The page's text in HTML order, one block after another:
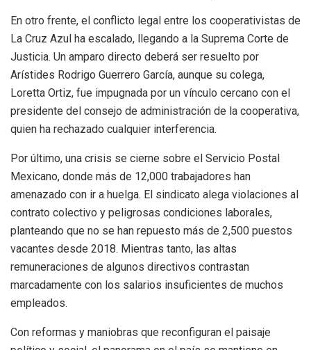
En otro frente, el conflicto legal entre los cooperativistas de
La Cruz Azul ha escalado, llegando a la Suprema Corte de
Justicia. Un amparo directo deberá ser resuelto por
Arístides Rodrigo Guerrero García, aunque su colega,
Loretta Ortiz, fue impugnada por un vínculo cercano con el
presidente del consejo de administración de la cooperativa,
quien ha rechazado cualquier interferencia.
Por último, una crisis se cierne sobre el Servicio Postal
Mexicano, donde más de 12,000 trabajadores han
amenazado con ir a huelga. El sindicato alega violaciones al
contrato colectivo y peligrosas condiciones laborales,
planteando que no se han repuesto más de 2,500 puestos
vacantes desde 2018. Mientras tanto, las altas
remuneraciones de algunos directivos contrastan
marcadamente con los salarios insuficientes de muchos
empleados.
Con reformas y maniobras que reconfiguran el paisaje